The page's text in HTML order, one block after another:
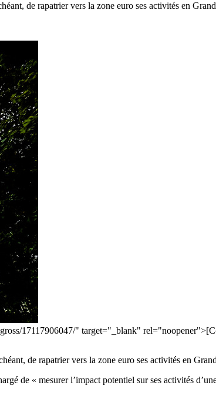
de rapatrier vers la zone euro ses activités en
17117906047/" target="_blank"
de rapatrier vers la zone euro ses activités en
de « mesurer l’impact potentiel sur ses activités